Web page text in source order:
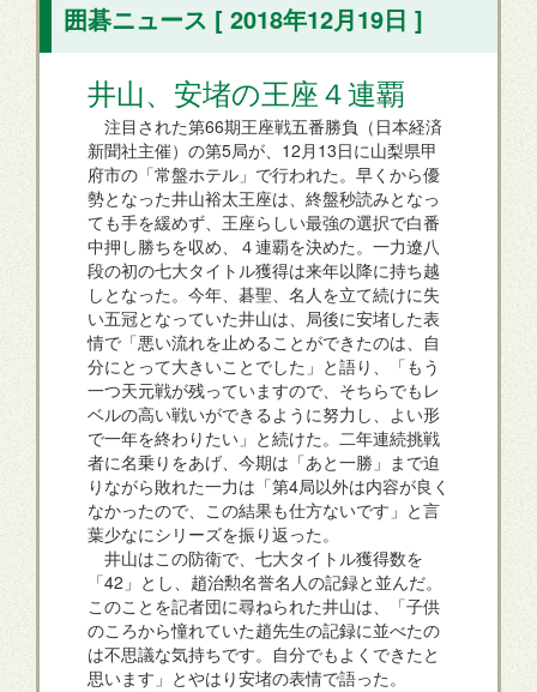
囲碁ニュース [ 2018年12月19日 ]
井山、安堵の王座４連覇
注目された第66期王座戦五番勝負（日本経済
新聞社主催）の第5局が、12月13日に山梨県甲
府市の「常盤ホテル」で行われた。早くから優
勢となった井山裕太王座は、終盤秒読みとなっ
ても手を緩めず、王座らしい最強の選択で白番
中押し勝ちを収め、４連覇を決めた。一力遼八
段の初の七大タイトル獲得は来年以降に持ち越
しとなった。今年、碁聖、名人を立て続けに失
い五冠となっていた井山は、局後に安堵した表
情で「悪い流れを止めることができたのは、自
分にとって大きいことでした」と語り、「もう
一つ天元戦が残っていますので、そちらでもレ
ベルの高い戦いができるように努力し、よい形
で一年を終わりたい」と続けた。二年連続挑戦
者に名乗りをあげ、今期は「あと一勝」まで迫
りながら敗れた一力は「第4局以外は内容が良く
なかったので、この結果も仕方ないです」と言
葉少なにシリーズを振り返った。
井山はこの防衛で、七大タイトル獲得数を
「42」とし、趙治勲名誉名人の記録と並んだ。
このことを記者団に尋ねられた井山は、「子供
のころから憧れていた趙先生の記録に並べたの
は不思議な気持ちです。自分でもよくできたと
思います」とやはり安堵の表情で語った。